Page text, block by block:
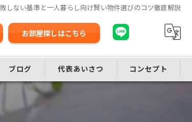
しない基準と一人暮らし向け賢い物件選びのコツ徹底解説
お部屋探しはこちら
ブログ 代表あいさつ コンセプト